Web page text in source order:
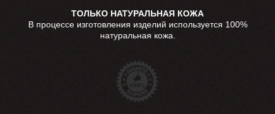
ТОЛЬКО НАТУРАЛЬНАЯ КОЖА
В процессе изготовления изделий используется 100%
натуральная кожа.